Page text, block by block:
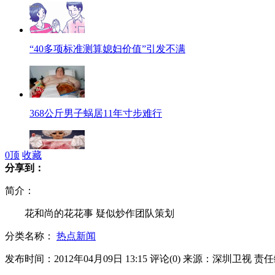
“40多项标准测算媳妇价值”引发不满
368公斤男子蜗居11年寸步难行
油价破8 波及快递或集体涨价
0顶 收藏
分享到：
简介：
花和尚的花花事 疑似炒作团队策划
分类名称： 热点新闻
发布时间：2012年04月09日 13:15 评论(0) 来源：深圳卫视 责